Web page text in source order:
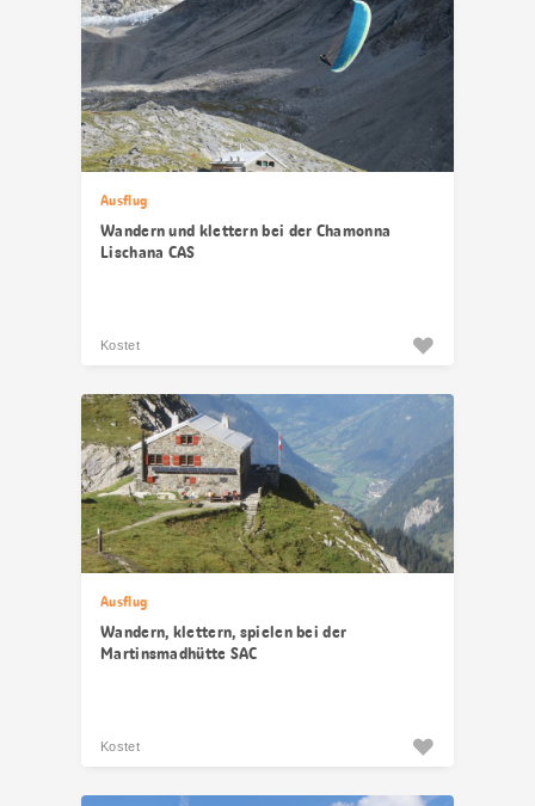
Ausflug
Wandern und klettern bei der Chamonna
Lischana CAS
Kostet
Ausflug
Wandern, klettern, spielen bei der
Martinsmadhütte SAC
Kostet